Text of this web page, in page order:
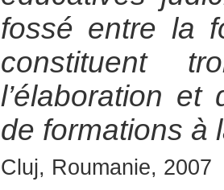
fossé entre la
constituent
l’élaboration
de formations à
Cluj, Roumanie, 2007